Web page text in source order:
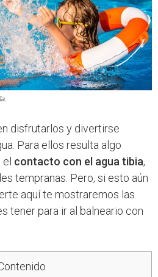
disfrutarlos y divertirse
Para ellos resulta algo
contacto con el agua tibia,
tempranas. Pero, si esto aún
aquí te mostraremos las
tener para ir al balneario con